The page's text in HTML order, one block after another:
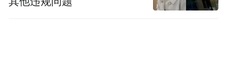
小麦丰产基础。